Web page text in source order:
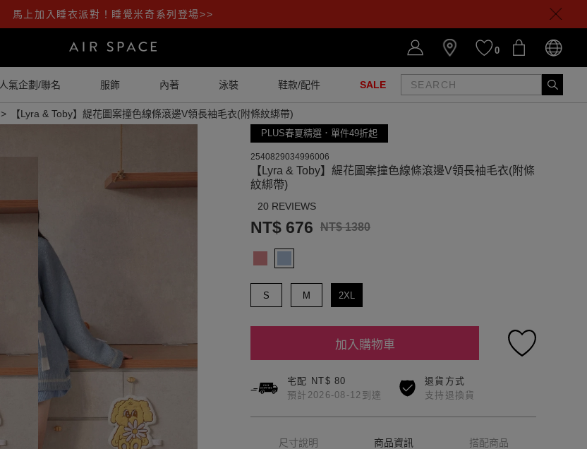
馬上加入睡衣派對！睡覺米奇系列登場>>
0
人氣企劃/聯名 服飾 內著 泳裝 鞋款/配件 SALE
【Lyra & Toby】緹花圖案撞色線條滾邊V領長袖毛衣(附條紋綁帶)
PLUS春夏精選．單件49折起
2540829034996006
【Lyra & Toby】緹花圖案撞色線條滾邊V領長袖毛衣(附條
紋綁帶)
20 REVIEWS
NT$ 676 NT$ 1380
S M 2XL
加入購物車
宅配 NT$ 80
預計2026-08-12到達
退貨方式
支持退換貨
尺寸說明 商品資訊 搭配商品